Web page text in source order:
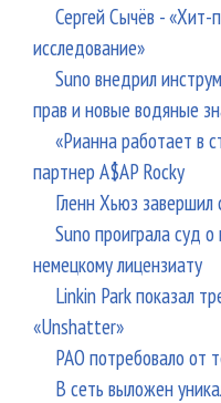
Сергей Сычёв -
исследование»
Suno внедрил
прав и новые водяные
«Рианна работает в
партнер A$AP Rocky
Гленн Хьюз завершил
Suno проиграла суд
немецкому лицензиату
Linkin Park показал
«Unshatter»
РАО потребовало от
В сеть выложен